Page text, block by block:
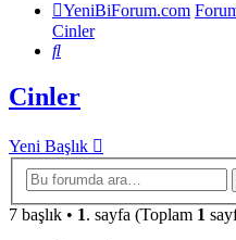
YeniBiForum.com
Cinler
Ara
Cinler
Yeni Başlık
7 başlık • 1. sayfa (Toplam 1